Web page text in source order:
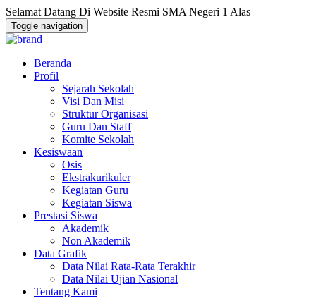
Selamat Datang Di Website Resmi SMA Negeri 1 Alas
Toggle navigation
Beranda
Profil
Sejarah Sekolah
Visi Dan Misi
Struktur Organisasi
Guru Dan Staff
Komite Sekolah
Kesiswaan
Osis
Ekstrakurikuler
Kegiatan Guru
Kegiatan Siswa
Prestasi Siswa
Akademik
Non Akademik
Data Grafik
Data Nilai Rata-Rata Terakhir
Data Nilai Ujian Nasional
Tentang Kami